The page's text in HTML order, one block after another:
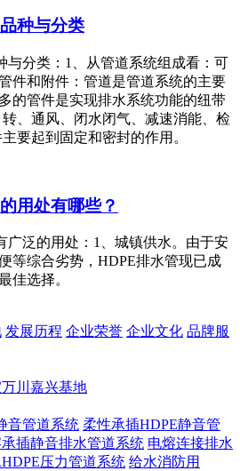
种与分类
与分类：1、从管道系统组成看：可
件和附件：管道是管道系统的主要
的管件是实现排水系统功能的纽带
、通风、闭水闭气、减速消能、检
要起到固定和密封的作用。
用处有哪些？
广泛的用处：1、城镇供水。由于安
等综合劣势，HDPE排水管现已成
佳选择。
发展历程 企业荣誉 企业文化 品牌服
川嘉兴基地
音管道系统 柔性承插HDPE静音管
插静音排水管道系统 电熔连接排水
压力管道系统 给水消防用